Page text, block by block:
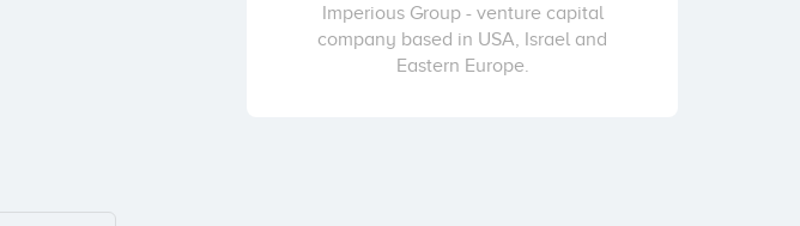
Imperious Group - venture capital
company based in USA, Israel and
Eastern Europe.